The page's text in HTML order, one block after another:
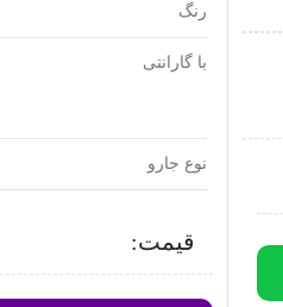
رنگ
با گارانتی
نوع جارو
قیمت: